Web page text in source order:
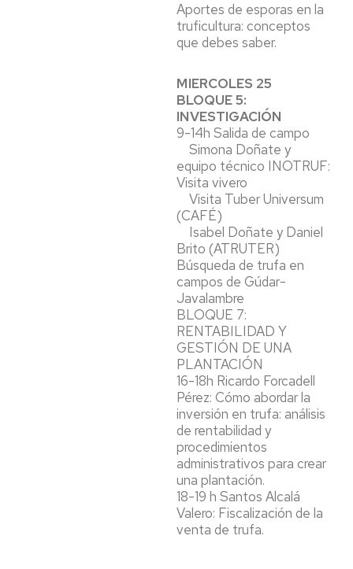
Aportes de esporas en la
truficultura: conceptos
que debes saber.
MIERCOLES 25
BLOQUE 5:
INVESTIGACIÓN
9-14h Salida de campo
Simona Doñate y
equipo técnico INOTRUF:
Visita vivero
Visita Tuber Universum
(CAFÉ)
Isabel Doñate y Daniel
Brito (ATRUTER)
Búsqueda de trufa en
campos de Gúdar-
Javalambre
BLOQUE 7:
RENTABILIDAD Y
GESTIÓN DE UNA
PLANTACIÓN
16-18h Ricardo Forcadell
Pérez: Cómo abordar la
inversión en trufa: análisis
de rentabilidad y
procedimientos
administrativos para crear
una plantación.
18-19 h Santos Alcalá
Valero: Fiscalización de la
venta de trufa.